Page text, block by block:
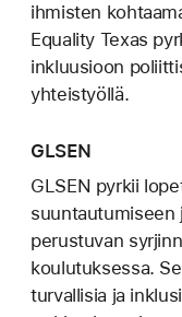
ihmisten
Equality Texas
inkluusioon
yhteistyöllä.
GLSEN
GLSEN pyrkii
perustuvan
koulutuksessa.
turvallisia ja